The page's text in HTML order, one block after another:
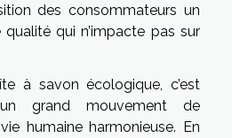
des consommateurs un
qui n’impacte pas sur
à savon écologique, c’est
grand mouvement de
humaine harmonieuse. En